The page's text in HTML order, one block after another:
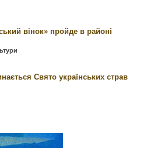
вінок» пройде в районі
Свято українських страв